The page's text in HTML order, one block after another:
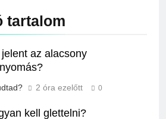
tartalom
jelent az alacsony
2 óra ezelőtt 0
kell glettelni?